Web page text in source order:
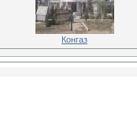
Конгаз